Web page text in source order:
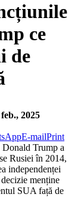
ce
de
2025
E-mailPrint
Donald Trump a
Rusiei în 2014,
independenței
menține
SUA față de